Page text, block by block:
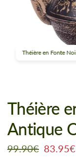
Théière en Fonte
Théière
Antique
99.90€ 83.95€